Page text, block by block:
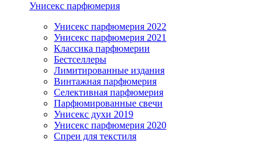
Унисекс парфюмерия
Унисекс парфюмерия 2022
Унисекс парфюмерия 2021
Классика парфюмерии
Бестселлеры
Лимитированные издания
Винтажная парфюмерия
Селективная парфюмерия
Парфюмированные свечи
Унисекс духи 2019
Унисекс парфюмерия 2020
Спреи для текстиля